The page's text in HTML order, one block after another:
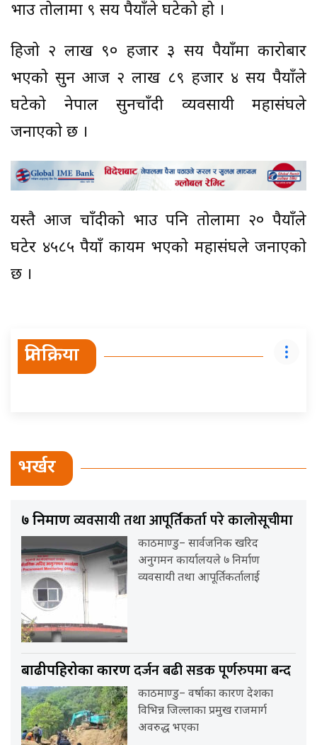
भाउ तोलामा ९ सय रुपैयाँले घटेको हो ।
हिजो २ लाख ९० हजार ३ सय रुपैयाँमा कारोबार
भएको सुन आज २ लाख ८९ हजार ४ सय रुपैयाँले
घटेको नेपाल सुनचाँदी व्यवसायी महासंघले
जनाएको छ ।
यस्तै आज चाँदीको भाउ पनि तोलामा २० रुपैयाँले
घटेर ४५८५ रुपैयाँ कायम भएको महासंघले जनाएको
छ ।
प्रतिक्रिया
भर्खर
७ निर्माणव्यवसायी तथा आपूर्तिकर्ता परे कालोसूचीमा
काठमाण्डु– सार्वजनिक खरिद
अनुगमन कार्यालयले ७ निर्माण
व्यवसायी तथा आपूर्तिकर्तालाई
बाढीपहिरोका कारणदर्जन बढी सडक पूर्णरुपमा बन्द
काठमाण्डु– वर्षाका कारण देशका
विभिन्न जिल्लाका प्रमुख राजमार्ग
अवरुद्ध भएका